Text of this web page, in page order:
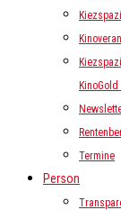
Termine
Person